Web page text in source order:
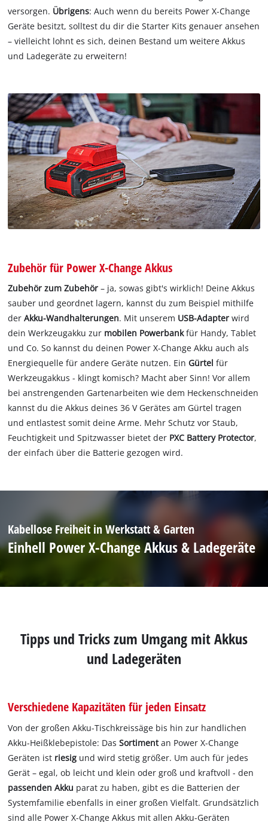
versorgen. Übrigens: Auch wenn du bereits Power X-Change
Geräte besitzt, solltest du dir die Starter Kits genauer ansehen
– vielleicht lohnt es sich, deinen Bestand um weitere Akkus
und Ladegeräte zu erweitern!
Zubehör für Power X-Change Akkus
Zubehör zum Zubehör – ja, sowas gibt's wirklich! Deine Akkus
sauber und geordnet lagern, kannst du zum Beispiel mithilfe
derAkku-Wandhalterungen. Mit unserem USB-Adapter wird
dein Werkzeugakku zur mobilen Powerbankfür Handy, Tablet
und Co. So kannst du deinen Power X-Change Akku auch als
Energiequelle für andere Geräte nutzen. EinGürtelfür
Werkzeugakkus - klingt komisch? Macht aber Sinn! Vor allem
bei anstrengenden Gartenarbeiten wie dem Heckenschneiden
kannst du die Akkus deines 36 V Gerätes am Gürtel tragen
und entlastest somit deine Arme. Mehr Schutz vor Staub,
Feuchtigkeit und Spitzwasser bietet der PXC Battery Protector,
der einfach über die Batterie gezogen wird.
Kabellose Freiheit in Werkstatt & Garten
Einhell Power X-Change Akkus & Ladegeräte
Tipps und Tricks zum Umgang mit Akkus
und Ladegeräten
Verschiedene Kapazitäten für jeden Einsatz
Von der großen Akku-Tischkreissäge bis hin zur handlichen
Akku-Heißklebepistole: DasSortimentan Power X-Change
Geräten ist riesig und wird stetig größer. Um auch für jedes
Gerät – egal, ob leicht und klein oder groß und kraftvoll - den
passenden Akku parat zu haben, gibt es die Batterien der
Systemfamilie ebenfalls in einer großen Vielfalt. Grundsätzlich
sind alle Power X-Change Akkus mit allen Akku-Geräten